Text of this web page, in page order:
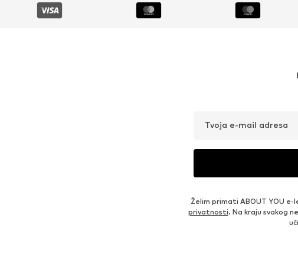
Tvoja e-mail adresa
Želim primati ABOUT YOU
privatnosti. Na kraju svakog